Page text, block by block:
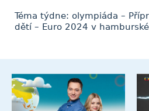
Téma týdne: olympiáda –
dětí – Euro 2024 v